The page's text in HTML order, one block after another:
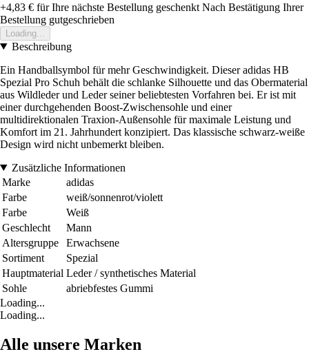
+4,83 € für Ihre nächste Bestellung geschenkt Nach Bestätigung Ihrer
Bestellung gutgeschrieben
Loading...
Beschreibung
Ein Handballsymbol für mehr Geschwindigkeit. Dieser adidas HB
Spezial Pro Schuh behält die schlanke Silhouette und das Obermaterial
aus Wildleder und Leder seiner beliebtesten Vorfahren bei. Er ist mit
einer durchgehenden Boost-Zwischensohle und einer
multidirektionalen Traxion-Außensohle für maximale Leistung und
Komfort im 21. Jahrhundert konzipiert. Das klassische schwarz-weiße
Design wird nicht unbemerkt bleiben.
Zusätzliche Informationen
Marke
adidas
Farbe
weiß/sonnenrot/violett
Farbe
Weiß
Geschlecht
Mann
Altersgruppe
Erwachsene
Sortiment
Spezial
Hauptmaterial Leder / synthetisches Material
Sohle
abriebfestes Gummi
Loading...
Loading...
Alle unsere Marken